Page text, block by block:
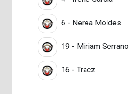
6 - Nerea Moldes
19 - Miriam Serrano
16 - Tracz